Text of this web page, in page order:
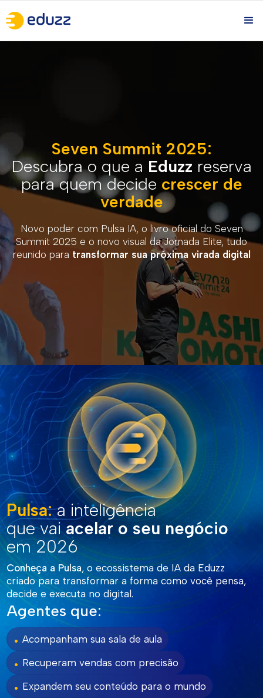
Seven Summit 2025:
Descubra o que a Eduzz reserva
para quem decide crescer de
verdade
Novo poder com Pulsa IA, o livro oficial do Seven
Summit 2025 e o novo visual da Jornada Elite, tudo
reunido para transformar sua próxima virada digital
Pulsa:a inteligência
que vaiacelar o seu negócio
em 2026
Conheça a Pulsa, o ecossistema de IA da Eduzz
criado para transformar a forma como você pensa,
decide e executa no digital.
Agentes que:
. Acompanham sua sala de aula
. Recuperam vendas com precisão
. Expandem seu conteúdo para o mundo